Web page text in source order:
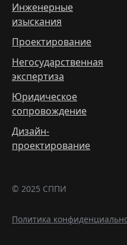
Инженерные
изыскания
Проектирование
Негосударственная
экспертиза
Юридическое
сопровождение
Дизайн-
проектирование
© 2025 СППИ
Политика